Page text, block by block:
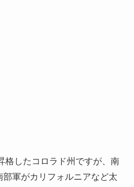
格したコロラド州ですが、南
軍がカリフォルニアなど太